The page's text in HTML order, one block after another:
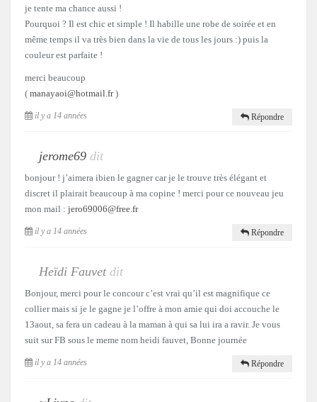
je tente ma chance aussi !
Pourquoi ? Il est chic et simple ! Il habille une robe de soirée et en
même temps il va très bien dans la vie de tous les jours :) puis la
couleur est parfaite !
merci beaucoup
( manayaoi@hotmail.fr)
il y a 14 années Répondre
jerome69 dit
bonjour ! j’aimera ibien le gagner car je le trouve très élégant et
discret il plairait beaucoup à ma copine ! merci pour ce nouveau jeu
mon mail : jero69006@free.fr
il y a 14 années Répondre
Heïdi Fauvet dit
Bonjour, merci pour le concour c’est vrai qu’il est magnifique ce
collier mais si je le gagne je l’offre à mon amie qui doi accouche le
13aout, sa fera un cadeau à la maman à qui sa lui ira a ravir. Je vous
suit sur FB sous le meme nom heidi fauvet, Bonne journée
il y a 14 années Répondre